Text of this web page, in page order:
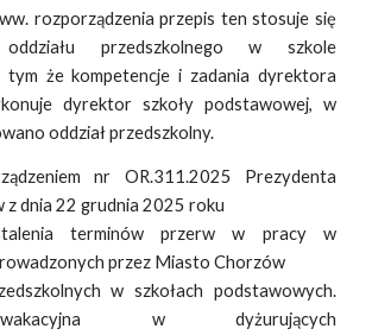
rozporządzenia przepis ten stosuje się
przedszkolnego w szkole
tym że kompetencje i zadania dyrektora
dyrektor szkoły podstawowej, w
oddział przedszkolny.
nr OR.311.2025 Prezydenta
z dnia 22 grudnia 2025 roku
terminów przerw w pracy w
przez Miasto Chorzów
w szkołach podstawowych.
w dyżurujących